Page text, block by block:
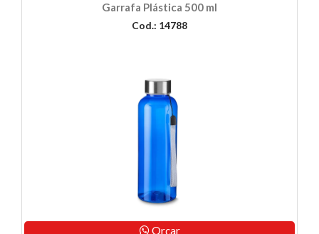
Garrafa Plástica 500 ml
Cod.: 14788
Orçar